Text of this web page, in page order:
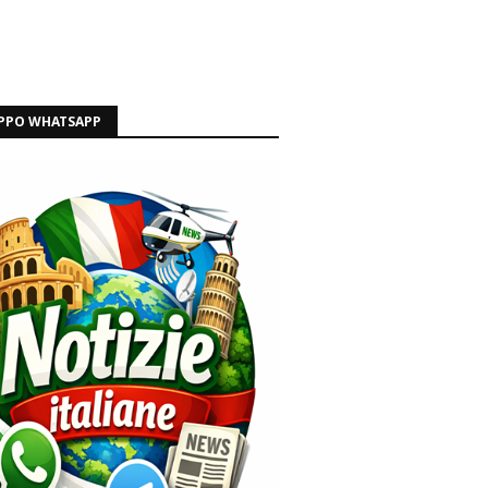
WHATSAPP